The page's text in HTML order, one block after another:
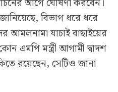
আগে ঘোষণা করবেন।
বিভাগ ধরে ধরে
আমলনামা যাচাই বাছাইয়ের
এমপি মন্ত্রী আগামী দ্বাদশ
রয়েছেন, সেটিও জানা